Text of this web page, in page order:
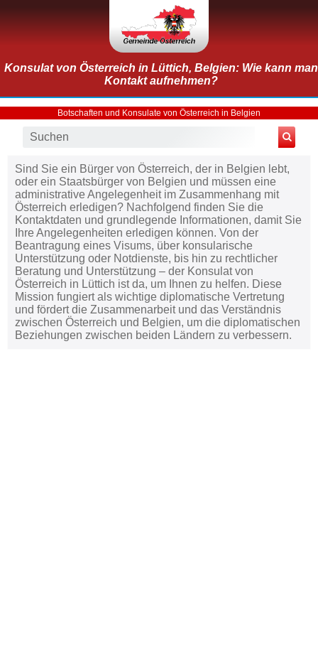
Konsulat von Österreich in Lüttich, Belgien: Wie kann man
Kontakt aufnehmen?
Botschaften und Konsulate von Österreich in Belgien
Sind Sie ein Bürger von Österreich, der in Belgien lebt,
oder ein Staatsbürger von Belgien und müssen eine
administrative Angelegenheit im Zusammenhang mit
Österreich erledigen? Nachfolgend finden Sie die
Kontaktdaten und grundlegende Informationen, damit Sie
Ihre Angelegenheiten erledigen können. Von der
Beantragung eines Visums, über konsularische
Unterstützung oder Notdienste, bis hin zu rechtlicher
Beratung und Unterstützung – der Konsulat von
Österreich in Lüttich ist da, um Ihnen zu helfen. Diese
Mission fungiert als wichtige diplomatische Vertretung
und fördert die Zusammenarbeit und das Verständnis
zwischen Österreich und Belgien, um die diplomatischen
Beziehungen zwischen beiden Ländern zu verbessern.